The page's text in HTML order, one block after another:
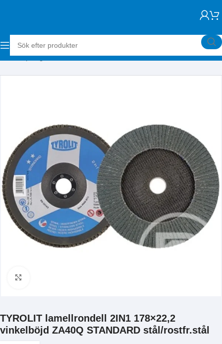
Hem Slipning Lamellrondeller
TYROLIT lamellrondell 2IN1 178×22,2
vinkelböjd ZA40Q STANDARD stål/rostfr.stål